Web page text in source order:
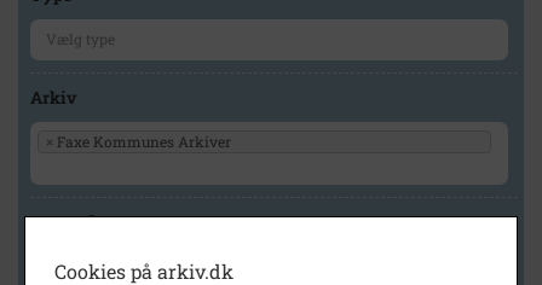
Arkiv
× Faxe Kommunes Arkiver
Geografi
Cookies på arkiv.dk